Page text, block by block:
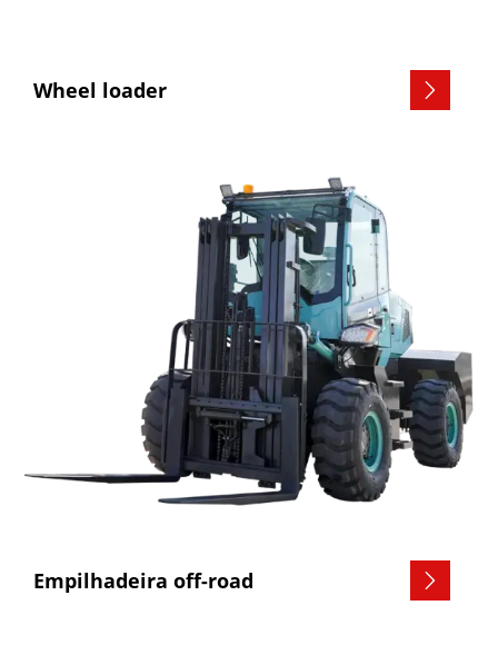
Wheel loader 
Empilhadeira off-road 